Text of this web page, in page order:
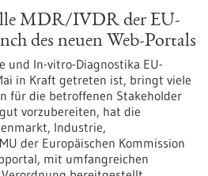
MDR/IVDR der EU-
des neuen Web-Portals
und In-vitro-Diagnostika EU-
in Kraft getreten ist, bringt viele
für die betroffenen Stakeholder
vorzubereiten, hat die
Industrie,
der Europäischen Kommission
mit umfangreichen